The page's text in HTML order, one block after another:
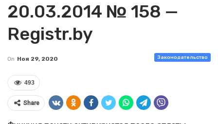
20.03.2014 № 158 —
Registr.by
Законодательство
On Ноя 29, 2020
493
Share